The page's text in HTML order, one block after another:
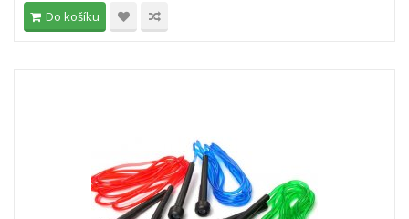
Do košíku